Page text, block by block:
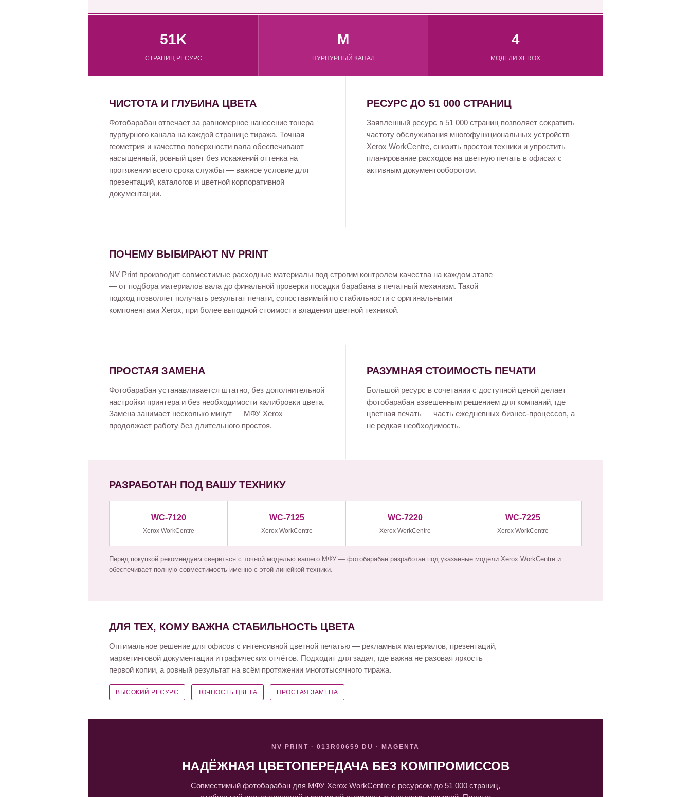
51K
СТРАНИЦ РЕСУРС
M
ПУРПУРНЫЙ КАНАЛ
4
МОДЕЛИ XEROX
ЧИСТОТА И ГЛУБИНА ЦВЕТА
Фотобарабан отвечает за равномерное нанесение тонера
пурпурного канала на каждой странице тиража. Точная
геометрия и качество поверхности вала обеспечивают
насыщенный, ровный цвет без искажений оттенка на
протяжении всего срока службы — важное условие для
презентаций, каталогов и цветной корпоративной
документации.
РЕСУРС ДО 51 000 СТРАНИЦ
Заявленный ресурс в 51 000 страниц позволяет сократить
частоту обслуживания многофункциональных устройств
Xerox WorkCentre, снизить простои техники и упростить
планирование расходов на цветную печать в офисах с
активным документооборотом.
ПОЧЕМУ ВЫБИРАЮТ NV PRINT
NV Print производит совместимые расходные материалы под строгим контролем качества на каждом этапе
— от подбора материалов вала до финальной проверки посадки барабана в печатный механизм. Такой
подход позволяет получать результат печати, сопоставимый по стабильности с оригинальными
компонентами Xerox, при более выгодной стоимости владения цветной техникой.
ПРОСТАЯ ЗАМЕНА
Фотобарабан устанавливается штатно, без дополнительной
настройки принтера и без необходимости калибровки цвета.
Замена занимает несколько минут — МФУ Xerox
продолжает работу без длительного простоя.
РАЗУМНАЯ СТОИМОСТЬ ПЕЧАТИ
Большой ресурс в сочетании с доступной ценой делает
фотобарабан взвешенным решением для компаний, где
цветная печать — часть ежедневных бизнес-процессов, а
не редкая необходимость.
РАЗРАБОТАН ПОД ВАШУ ТЕХНИКУ
WC-7120
Xerox WorkCentre
WC-7125
Xerox WorkCentre
WC-7220
Xerox WorkCentre
WC-7225
Xerox WorkCentre
Перед покупкой рекомендуем свериться с точной моделью вашего МФУ — фотобарабан разработан под указанные модели Xerox WorkCentre и
обеспечивает полную совместимость именно с этой линейкой техники.
ДЛЯ ТЕХ, КОМУ ВАЖНА СТАБИЛЬНОСТЬ ЦВЕТА
Оптимальное решение для офисов с интенсивной цветной печатью — рекламных материалов, презентаций,
маркетинговой документации и графических отчётов. Подходит для задач, где важна не разовая яркость
первой копии, а ровный результат на всём протяжении многотысячного тиража.
ВЫСОКИЙ РЕСУРС ТОЧНОСТЬ ЦВЕТА ПРОСТАЯ ЗАМЕНА
NV PRINT · 013R00659 DU · MAGENTA
НАДЁЖНАЯ ЦВЕТОПЕРЕДАЧА БЕЗ КОМПРОМИССОВ
Совместимый фотобарабан для МФУ Xerox WorkCentre с ресурсом до 51 000 страниц,